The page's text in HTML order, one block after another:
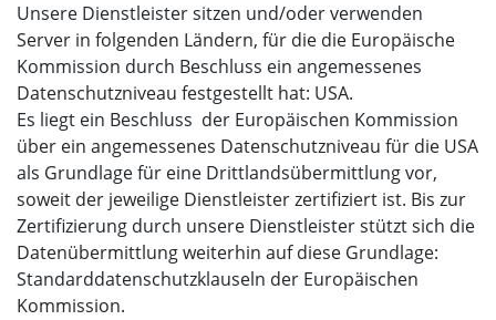
Unsere Dienstleister sitzen und/oder verwenden
Server in folgenden Ländern, für die die Europäische
Kommission durch Beschluss ein angemessenes
Datenschutzniveau festgestellt hat: USA.
Es liegt ein Beschluss der Europäischen Kommission
über ein angemessenes Datenschutzniveau für die USA
als Grundlage für eine Drittlandsübermittlung vor,
soweit der jeweilige Dienstleister zertifiziert ist. Bis zur
Zertifizierung durch unsere Dienstleister stützt sich die
Datenübermittlung weiterhin auf diese Grundlage:
Standarddatenschutzklauseln der Europäischen
Kommission.